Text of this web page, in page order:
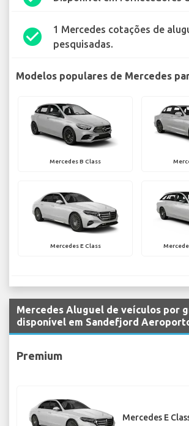
check_circle
1 Mercedes cotações de
pesquisadas.
Modelos populares de Mercedes
Mercedes B Class
Mercedes E Class
Mercedes Aluguel de veículos por
disponível em Sandefjord
Premium
Mercedes E